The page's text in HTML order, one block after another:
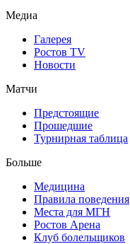
Медиа
Галерея
Ростов TV
Новости
Матчи
Предстоящие
Прошедшие
Турнирная таблица
Больше
Медицина
Правила поведения
Места для МГН
Ростов Арена
Клуб болельщиков